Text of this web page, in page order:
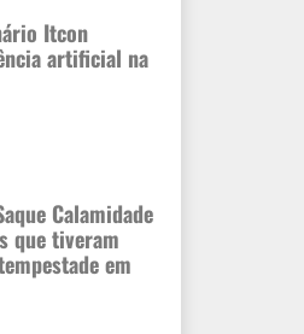
Itcon
artificial na
Calamidade
que tiveram
em